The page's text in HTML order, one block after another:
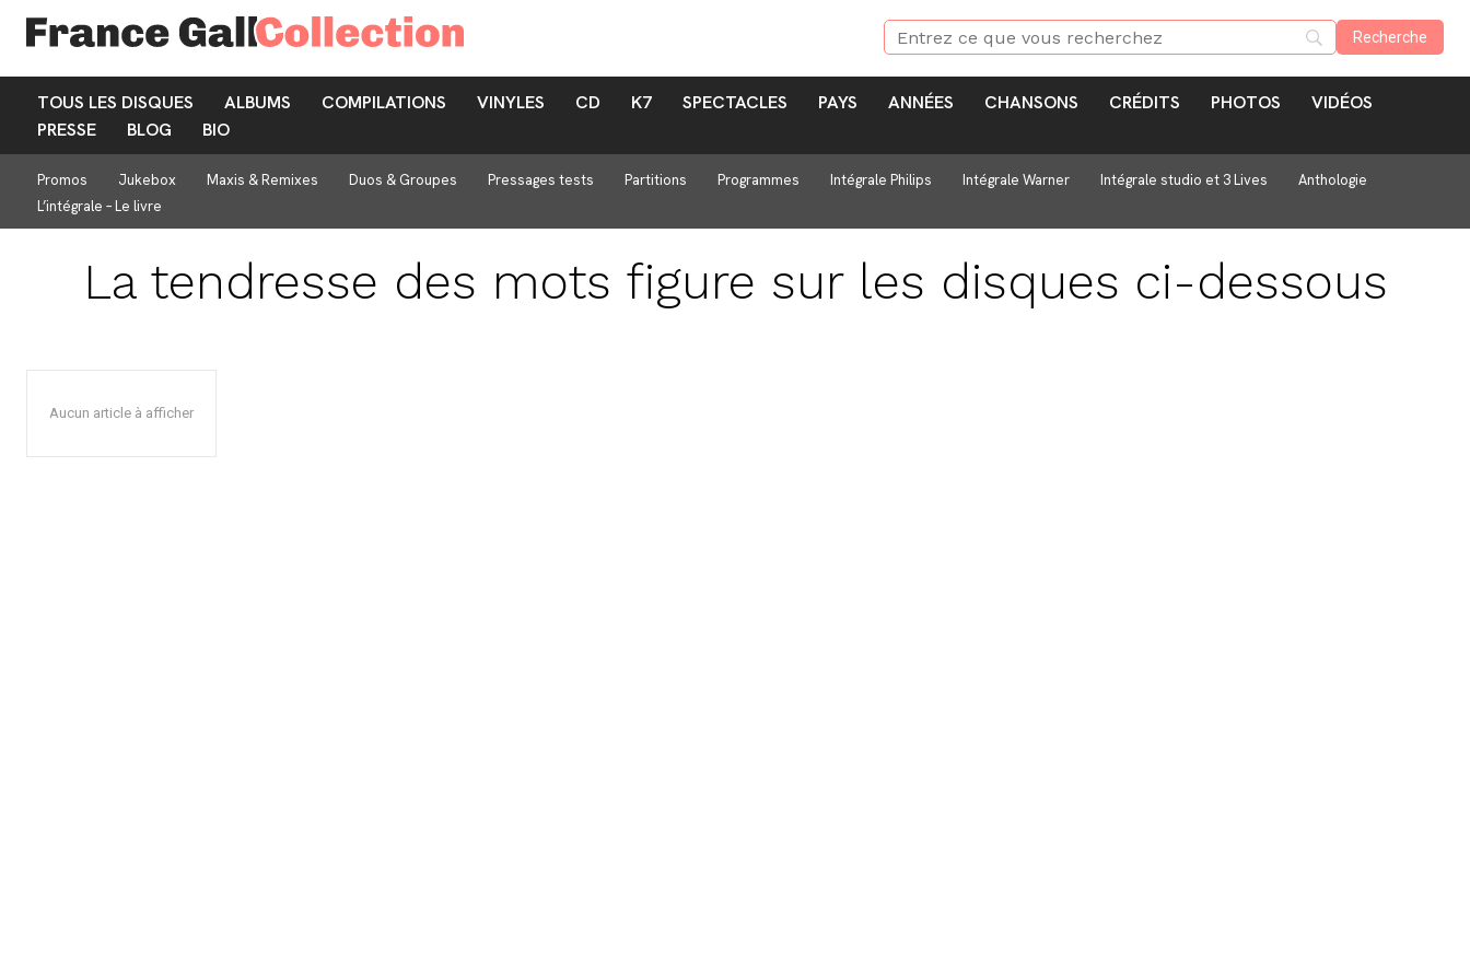
TOUS LES DISQUES ALBUMS COMPILATIONS VINYLES CD K7 SPECTACLES PAYS ANNÉES CHANSONS CRÉDITS PHOTOS
VIDÉOS
PRESSE
BLOG BIO
Promos Jukebox Maxis & Remixes Duos & Groupes Pressages tests Partitions Programmes Intégrale Philips Intégrale Warner Intégrale studio et 3 Lives
Anthologie
L’intégrale – Le livre
La tendresse des mots figure sur les disques ci-dessous
Aucun article à afficher